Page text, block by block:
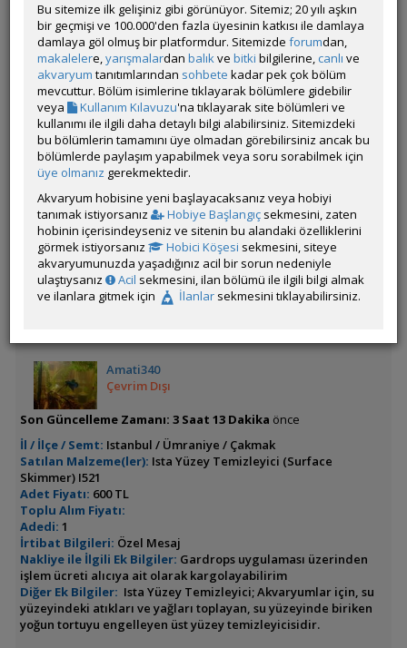
Ramshorn Salyangoz (10 Adet)
Satıyorum
Fiyat: 200 ₺
Osmocote Akıllı Kapsül Gübre ( 9 Ay Etkili)
Satıyorum
Microfex( Dero Worm) & Sirke Kurdu
Satıyorum
İlanın Bulunduğu Kategoriler: Bitki Malzemeleri ,Malzeme,Tüm
İlanlar
Amati340
Çevrim Dışı
Son Güncelleme Zamanı: 3 Saat 13 Dakika önce
İl / İlçe / Semt: Istanbul / Ümraniye / Çakmak
Satılan Malzeme(ler): Ista Yüzey Temizleyici (Surface
Skimmer) I521
Adet Fiyatı: 600 TL
Toplu Alım Fiyatı:
Adedi: 1
İrtibat Bilgileri: Özel Mesaj
Nakliye ile İlgili Ek Bilgiler: Gardrops uygulaması üzerinden
işlem ücreti alıcıya ait olarak kargolayabilirim
Diğer Ek Bilgiler: Ista Yüzey Temizleyici; Akvaryumlar için, su
yüzeyindeki atıkları ve yağları toplayan, su yüzeyinde biriken
yoğun tortuyu engelleyen üst yüzey temizleyicisidir.
Bu sitemize ilk gelişiniz gibi görünüyor. Sitemiz; 20 yılı aşkın
bir geçmişi ve 100.000'den fazla üyesinin katkısı ile damlaya
damlaya göl olmuş bir platformdur. Sitemizde forumdan,
makalelere,yarışmalardan balıkve bitki bilgilerine, canlı ve
akvaryum tanıtımlarından sohbete kadar pek çok bölüm
mevcuttur. Bölüm isimlerine tıklayarak bölümlere gidebilir
veya
Kullanım Kılavuzu'na tıklayarak site bölümleri ve
kullanımı ile ilgili daha detaylı bilgi alabilirsiniz. Sitemizdeki
bu bölümlerin tamamını üye olmadan görebilirsiniz ancak bu
bölümlerde paylaşım yapabilmek veya soru sorabilmek için
üye olmanız gerekmektedir.
Akvaryum hobisine yeni başlayacaksanız veya hobiyi
tanımak istiyorsanız
Hobiye Başlangıç sekmesini, zaten
hobinin içerisindeyseniz ve sitenin bu alandaki özelliklerini
görmek istiyorsanız
Hobici Köşesi sekmesini, siteye
akvaryumunuzda yaşadığınız acil bir sorun nedeniyle
ulaştıysanız
Acil sekmesini, ilan bölümü ile ilgili bilgi almak
ve ilanlara gitmek için
İlanlar sekmesini tıklayabilirsiniz.